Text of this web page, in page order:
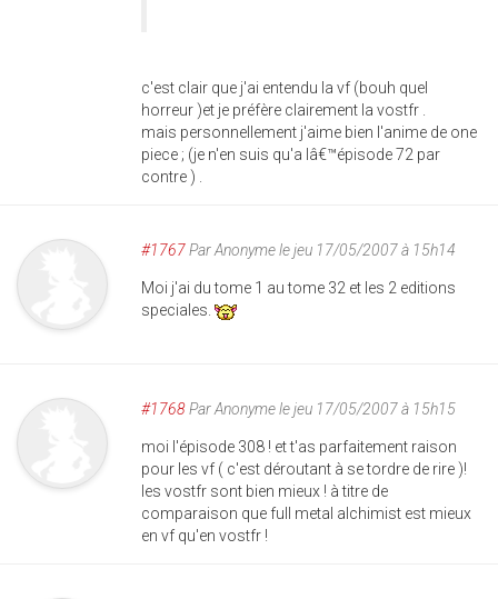
c'est clair que j'ai entendu la vf (bouh quel
horreur )et je préfère clairement la vostfr .
mais personnellement j'aime bien l'anime de one
piece ; (je n'en suis qu'a lâ€™épisode 72 par
contre ) .
#1767ParAnonymele jeu 17/05/2007 à 15h14
Moi j'ai du tome 1 au tome 32 et les 2 editions
speciales.
#1768ParAnonymele jeu 17/05/2007 à 15h15
moi l'épisode 308 ! et t'as parfaitement raison
pour les vf ( c'est déroutant à se tordre de rire )!
les vostfr sont bien mieux ! à titre de
comparaison que full metal alchimist est mieux
en vf qu'en vostfr !